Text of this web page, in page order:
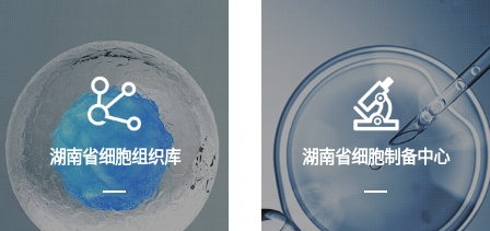
湖南省细胞组织库 湖南省细胞制备中心